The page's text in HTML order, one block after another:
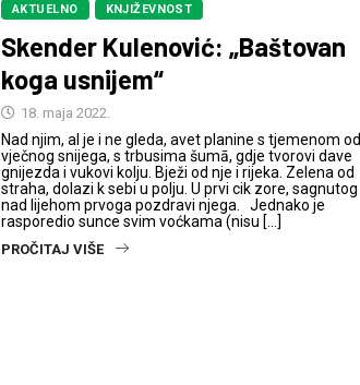
AKTUELNO KNJIŽEVNOST
Skender Kulenović: „Baštovan
koga usnijem“
18. maja 2022.
Nad njim, al je i ne gleda, avet planine s tjemenom od
vječnog snijega, s trbusima šumā, gdje tvorovi dave
gnijezda i vukovi kolju. Bježi od nje i rijeka. Zelena od
straha, dolazi k sebi u polju. U prvi cik zore, sagnutog
nad lijehom prvoga pozdravi njega. Jednako je
rasporedio sunce svim voćkama (nisu […]
PROČITAJ VIŠE